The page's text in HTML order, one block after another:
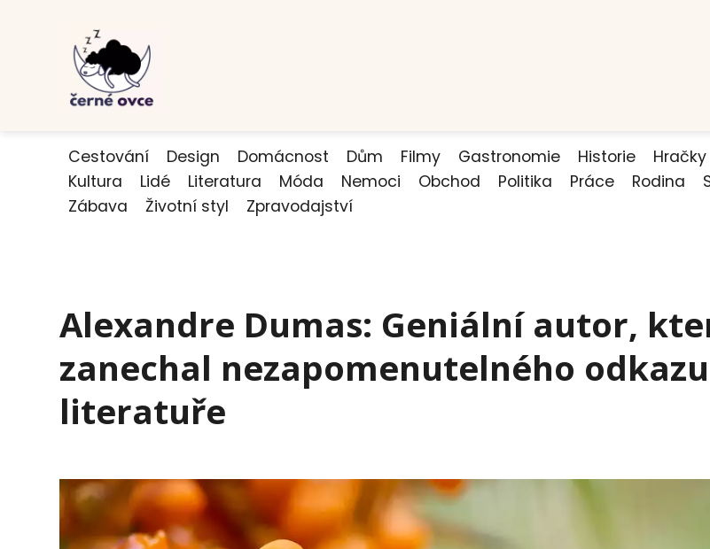
Cestování Design Domácnost Dům Filmy Gastronomie Historie Hračky
Kultura
Lidé Literatura Móda Nemoci Obchod Politika Práce Rodina
Zábava
Životní styl Zpravodajství
Alexandre Dumas: Geniální autor,
zanechal nezapomenutelného
literatuře